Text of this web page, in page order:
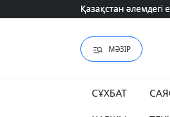
Қазақстан әлемдегі
Қазақстан әлемдегі
МӘЗІР
СҰХБАТ